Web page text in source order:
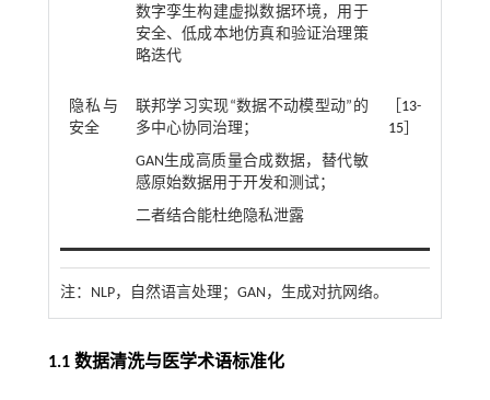
数字孪生构建虚拟数据环境，用于
安全、低成本地仿真和验证治理策
略迭代
隐私与
安全
联邦学习实现“数据不动模型动”的
多中心协同治理；
GAN生成高质量合成数据，替代敏
感原始数据用于开发和测试；
二者结合能杜绝隐私泄露
13-
15］
注： NLP，自然语言处理；GAN，生成对抗网络。
1.1 数据清洗与医学术语标准化